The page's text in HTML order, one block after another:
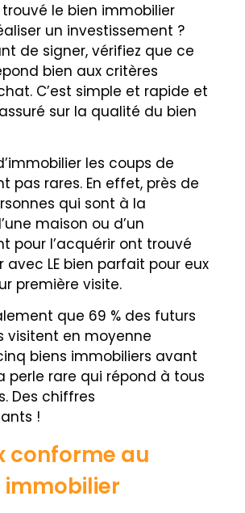
trouvé le bien immobilier
un investissement ?
de signer, vérifiez que ce
bien aux critères
C’est simple et rapide et
sur la qualité du bien
les coups de
pas rares. En effet, près de
qui sont à la
maison ou d’un
pour l’acquérir ont trouvé
avec LE bien parfait pour eux
première visite.
que 69 % des futurs
visitent en moyenne
biens immobiliers avant
perle rare qui répond à tous
Des chiffres
!
conforme au